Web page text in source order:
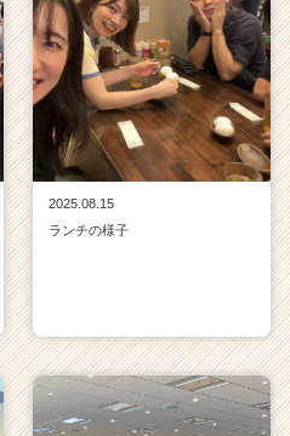
2025.08.15
ランチの様子